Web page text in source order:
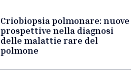
Criobiopsia polmonare: nuove
prospettive nella diagnosi
delle malattie rare del
polmone